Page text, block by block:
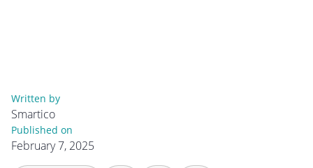
Written by
Smartico
Published on
February 7, 2025